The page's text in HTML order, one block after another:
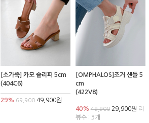
[소가죽] 카모 슬리퍼 5cm
(404C6)
29% 69,90049,900원
[OMPHALOS]조거 샌들 5
cm
(422V8)
40% 49,90029,900원 리
뷰수 : 3개